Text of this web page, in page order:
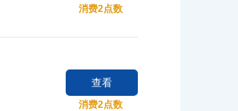
消费2点数
查看
消费2点数